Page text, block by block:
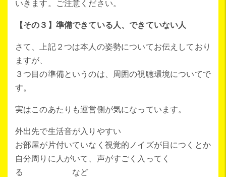
いきます。ご注意ください。
【その３】準備できている人、できていない人
さて、上記２つは本人の姿勢についてお伝えしており
ますが、
３つ目の準備というのは、周囲の視聴環境についてで
す。
実はこのあたりも運営側が気になっています。
外出先で生活音が入りやすい
お部屋が片付いていなく視覚的ノイズが目につくとか
自分周りに人がいて、声がすごく入ってく
る など